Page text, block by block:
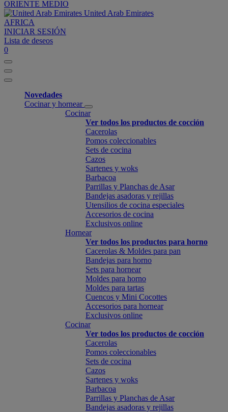
ORIENTE MEDIO
United Arab Emirates
AFRICA
INICIAR SESIÓN
Lista de deseos
0
Novedades
Cocinar y hornear
Cocinar
Ver todos los productos de cocción
Cacerolas
Pomos coleccionables
Sets de cocina
Cazos
Sartenes y woks
Barbacoa
Parrillas y Planchas de Asar
Bandejas asadoras y rejillas
Utensilios de cocina especiales
Accesorios de cocina
Exclusivos online
Hornear
Ver todos los productos para horno
Cacerolas & Moldes para pan
Bandejas para horno
Sets para hornear
Moldes para horno
Moldes para tartas
Cuencos y Mini Cocottes
Accesorios para hornear
Exclusivos online
Cocinar
Ver todos los productos de cocción
Cacerolas
Pomos coleccionables
Sets de cocina
Cazos
Sartenes y woks
Barbacoa
Parrillas y Planchas de Asar
Bandejas asadoras y rejillas